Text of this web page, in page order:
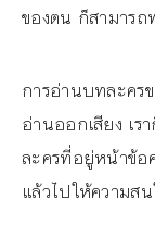
ของตน ก็สามาร
การอ่านบทละคร
อ่านออกเสียง เร
ละครที่อยู่หน้าข้อ
แล้วไปให้ความ